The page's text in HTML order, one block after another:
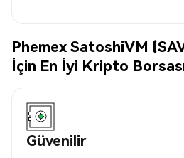
Phemex SatoshiVM
İçin En İyi Kripto
Güvenilir